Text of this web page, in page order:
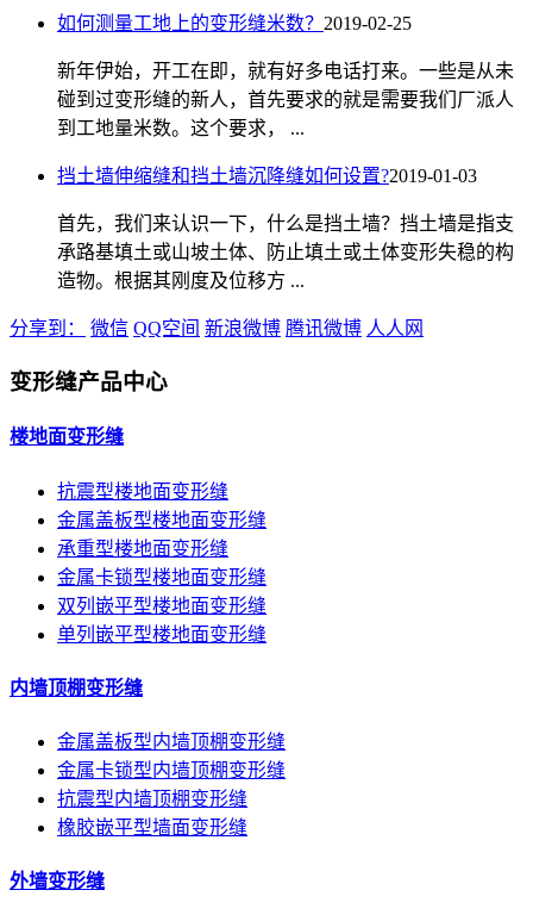
如何测量工地上的变形缝米数？ 2019-02-25
新年伊始，开工在即，就有好多电话打来。一些是从未
碰到过变形缝的新人，首先要求的就是需要我们厂派人
到工地量米数。这个要求， ...
挡土墙伸缩缝和挡土墙沉降缝如何设置?2019-01-03
首先，我们来认识一下，什么是挡土墙？挡土墙是指支
承路基填土或山坡土体、防止填土或土体变形失稳的构
造物。根据其刚度及位移方 ...
分享到： 微信 QQ空间 新浪微博 腾讯微博 人人网
变形缝产品中心
楼地面变形缝
抗震型楼地面变形缝
金属盖板型楼地面变形缝
承重型楼地面变形缝
金属卡锁型楼地面变形缝
双列嵌平型楼地面变形缝
单列嵌平型楼地面变形缝
内墙顶棚变形缝
金属盖板型内墙顶棚变形缝
金属卡锁型内墙顶棚变形缝
抗震型内墙顶棚变形缝
橡胶嵌平型墙面变形缝
外墙变形缝